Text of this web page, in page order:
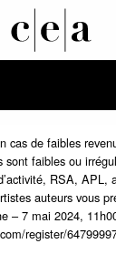
cas de faibles
sont faibles ou
RSA,
auteurs vous
– 7 mai 2024,
register/